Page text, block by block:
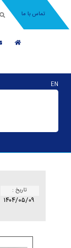
تماس با ما
EN
تاريخ :
۱۴۰۴/۰۵/۰۹